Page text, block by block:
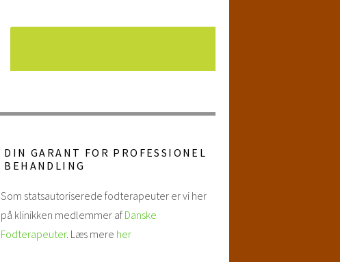
DIN GARANT FOR PROFESSIONEL
BEHANDLING
Som statsautoriserede fodterapeuter er vi her
på klinikken medlemmer af Danske
Fodterapeuter. Læs mere her